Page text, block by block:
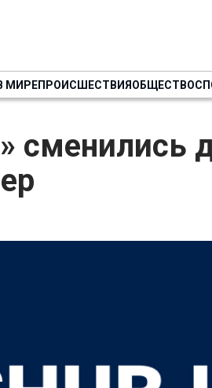
МИРЕПРОИСШЕСТВИЯОБЩЕСТВО
сменились